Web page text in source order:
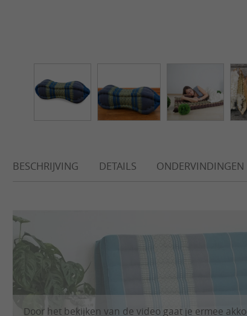
BESCHRIJVING DETAILS ONDERVINDINGEN
Door het bekijken van de video gaat je ermee